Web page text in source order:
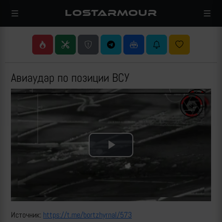
LOSTARMOUR
Авиаудар по позиции ВСУ
Play
Источник: https://t.me/bortzhyrnal/573